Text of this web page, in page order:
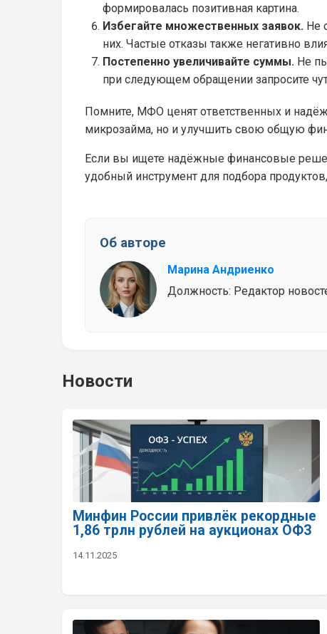
формировалась позитивная картина.
Избегайте множественных заявок. Не
них. Частые отказы также негативно
Постепенно увеличивайте суммы. Не
при следующем обращении запросите
Помните, МФО ценят ответственных и
микрозайма, но и улучшить свою общую
Если вы ищете надёжные финансовые
удобный инструмент для подбора
Об авторе
Марина Андриенко
Должность: Редактор
Новости
Минфин России привлёк рекордные
1,86 трлн рублей на аукционах ОФЗ
14.11.2025